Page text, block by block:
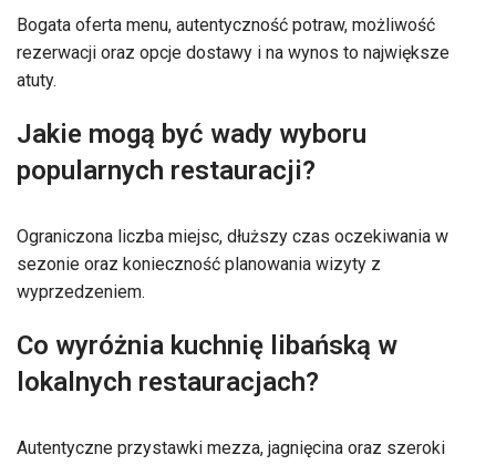
Bogata oferta menu, autentyczność potraw, możliwość
rezerwacji oraz opcje dostawy i na wynos to największe
atuty.
Jakie mogą być wady wyboru
popularnych restauracji?
Ograniczona liczba miejsc, dłuższy czas oczekiwania w
sezonie oraz konieczność planowania wizyty z
wyprzedzeniem.
Co wyróżnia kuchnię libańską w
lokalnych restauracjach?
Autentyczne przystawki mezza, jagnięcina oraz szeroki